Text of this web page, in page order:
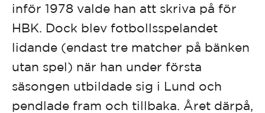
inför 1978 valde han att skriva på för
HBK. Dock blev fotbollsspelandet
lidande (endast tre matcher på bänken
utan spel) när han under första
säsongen utbildade sig i Lund och
pendlade fram och tillbaka. Året därpå,